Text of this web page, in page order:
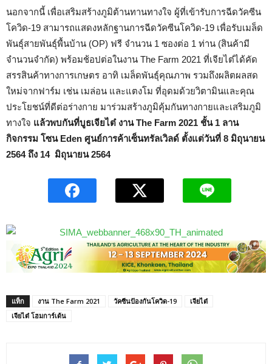
นอกจากนี้ เพื่อเสริมสร้างภูมิต้านทานทางใจ ผู้ที่เข้ารับการฉีดวัคซีน
โควิด-19 สามารถแสดงหลักฐานการฉีดวัคซีนโควิด-19 เพื่อรับเมล็ด
พันธุ์สายพันธุ์พื้นบ้าน (OP) ฟรี จำนวน 1 ซองต่อ 1 ท่าน (สินค้ามี
จำนวนจำกัด) พร้อมช้อปต่อในงาน The Farm 2021 ที่เจียไต๋ได้คัด
สรรสินค้าทางการเกษตร อาทิ เมล็ดพันธุ์คุณภาพ รวมถึงผลิตผลสด
ใหม่จากฟาร์ม เช่น เมล่อน และแตงโม ที่อุดมด้วยวิตามินและคุณ
ประโยชน์ที่ดีต่อร่างกาย มาร่วมสร้างภูมิคุ้มกันทางกายและเสริมภูมิ
ทางใจ แล้วพบกันที่บูธเจียไต๋ งาน The Farm 2021 ชั้น 1 ลาน
กิจกรรม โซน Eden ศูนย์การค้าเซ็นทรัลเวิลด์ ตั้งแต่วันที่ 8 มิถุนายน
2564 ถึง 14 มิถุนายน 2564
แท็ก งาน The Farm 2021 วัคซีนป้องกันโควิด-19
เจียไต๋
เจียไต๋ โฮมการ์เด้น